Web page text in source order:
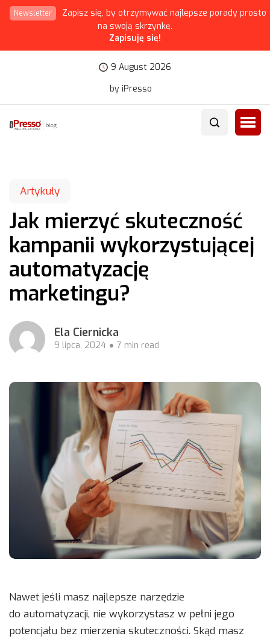
Newsletter
Zapisz się, by otrzymywać najlepsze porady prosto
na swoją skrzynkę.
Zapisuję się!
9 August 2026
by iPresso
Artykuły
Jak mierzyć skuteczność
kampanii wykorzystującej
automatyzację
marketingu?
Ela Ciernicka
9 lipca, 2024 7 min read
Nawet jeśli masz najlepsze narzędzie
do automatyzacji, nie wykorzystasz w pełni jego
potencjału bez mierzenia skuteczności. Skąd masz